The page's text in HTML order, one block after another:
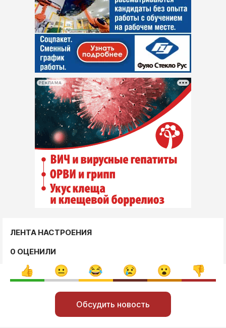
РЕКЛАМА
ЛЕНТА НАСТРОЕНИЯ
0 ОЦЕНИЛИ
Обсудить новость